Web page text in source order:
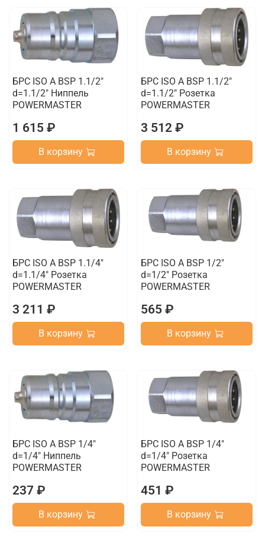
БРС ISO A BSP 1.1/2"
d=1.1/2" Ниппель
POWERMASTER
1 615 ₽
В корзину
БРС ISO A BSP 1.1/2"
d=1.1/2" Розетка
POWERMASTER
3 512 ₽
В корзину
БРС ISO A BSP 1.1/4"
d=1.1/4" Розетка
POWERMASTER
3 211 ₽
В корзину
БРС ISO A BSP 1/2"
d=1/2" Розетка
POWERMASTER
565 ₽
В корзину
БРС ISO A BSP 1/4"
d=1/4" Ниппель
POWERMASTER
237 ₽
В корзину
БРС ISO A BSP 1/4"
d=1/4" Розетка
POWERMASTER
451 ₽
В корзину